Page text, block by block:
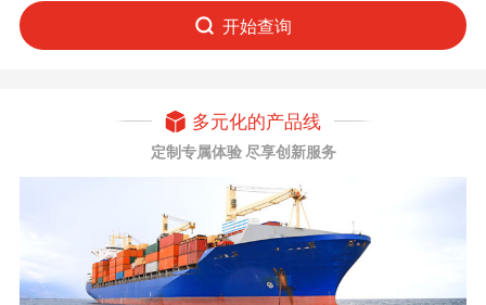
开始查询
多元化的产品线
定制专属体验 尽享创新服务